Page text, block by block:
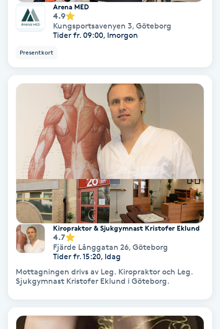
Fotmassage
Fotvård
Fransborttagning
Fransfärgning
Fransförlängning
Fransförlängning Megavolym
Fransförlängning Volym
Fransk manikyr
Fransrengöring
Frekvensterapi
Arena MED
4.9
Kungsportsavenyen 3, Göteborg
Tider fr. 09:00, Imorgon
Presentkort
Kiropraktor & Sjukgymnast Kristofer Eklund
4.7
Fjärde Långgatan 26, Göteborg
Tider fr. 15:20, Idag
Mottagningen drivs av Leg. Kiropraktor och Leg.
Sjukgymnast Kristofer Eklund i Göteborg.